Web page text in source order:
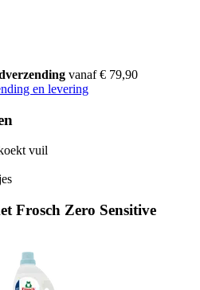
vanaf € 79,90
en levering
vuil
Frosch Zero Sensitive